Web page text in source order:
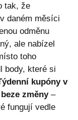
tak, že
daném měsíci
odměnu
ale nabízel
toho
body, které si
kupóny v
změny–
fungují vedle